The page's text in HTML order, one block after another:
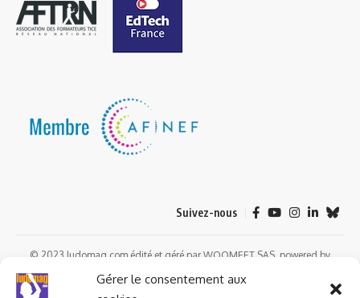
Gérer le consentement aux
Suivez-nous
© 2023 ludomag.com édité et géré par WOOMEET SAS, powered by